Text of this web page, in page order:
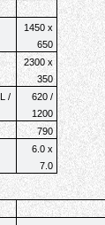
1450 x
650
2300 х
350
L /
620 /
1200
790
6.0 x
7.0